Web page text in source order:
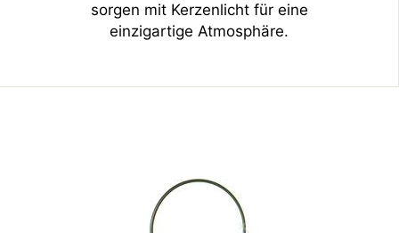
sorgen mit Kerzenlicht für eine
einzigartige Atmosphäre.